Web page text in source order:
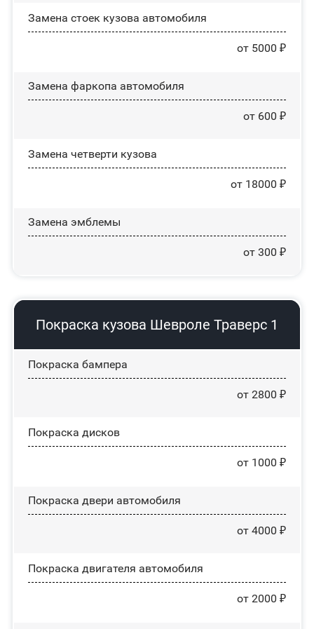
Замена стоек кузова автомобиля
от 5000 ₽
Замена фаркопа автомобиля
от 600 ₽
Замена четверти кузова
от 18000 ₽
Замена эмблемы
от 300 ₽
Покраска кузова Шевроле Траверс 1
Покраска бампера
от 2800 ₽
Покраска дисков
от 1000 ₽
Покраска двери автомобиля
от 4000 ₽
Покраска двигателя автомобиля
от 2000 ₽